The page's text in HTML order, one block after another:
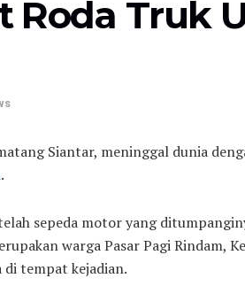
Roda Truk
Siantar, meninggal dunia
.
sepeda motor yang
warga Pasar Pagi Rindam,
tempat kejadian.